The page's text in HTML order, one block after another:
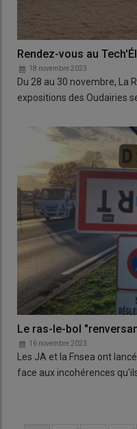
Rendez-vous au
18 novembre 2023
Du 28 au 30 novembre, La
expositions des Oudairies
Le ras-le-bol
16 novembre 2023
Les JA et la Fnsea ont
face aux incohérences